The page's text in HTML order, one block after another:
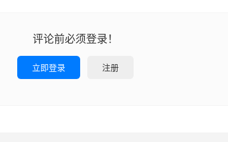
评论前必须登录！
立即登录 注册